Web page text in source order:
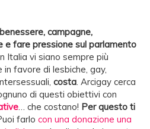
campagne,
e fare pressione sul parlamento
Italia vi siano sempre più
favore di lesbiche, gay,
costa. Arcigay cerca
di questi obiettivi con
… che costano! Per questo ti
farlo con una donazione una